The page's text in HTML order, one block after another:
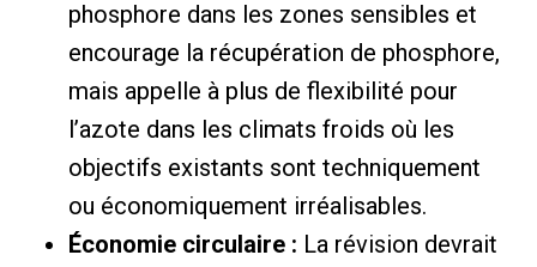
phosphore dans les zones sensibles et
encourage la récupération de phosphore,
mais appelle à plus de flexibilité pour
l’azote dans les climats froids où les
objectifs existants sont techniquement
ou économiquement irréalisables.
Économie circulaire : La révision devrait